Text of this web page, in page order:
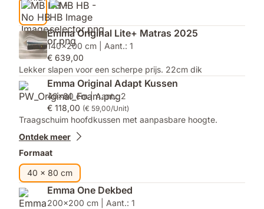
Emma Original Lite+ Matras 2025
140x200 cm | Aant.: 1
€ 639,00
Lekker slapen voor een scherpe prijs. 22cm dik
Emma Original Adapt Kussen
40x80 cm | Aant.: 2
€ 118,00 (€ 59,00/Unit)
Traagschuim hoofdkussen met aanpasbare hoogte.
Ontdek meer
Formaat
40 x 80 cm
Emma One Dekbed
200x200 cm | Aant.: 1